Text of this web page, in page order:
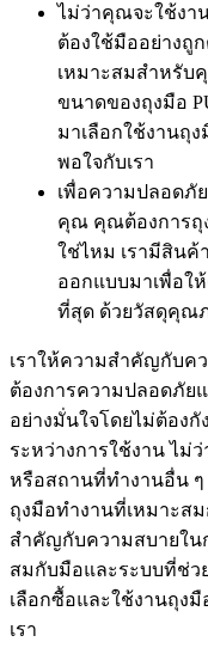
ไม่ว่าคุณจะใช้งา
ต้องใช้มืออย่างถู
เหมาะสมสำหรับ
ขนาดของถุงมือ
มาเลือกใช้งานถุ
พอใจกับเรา
เพื่อความปลอดภั
คุณ คุณต้องการถุ
ใช่ไหม เรามีสินค้
ออกแบบมาเพื่อใ
ที่สุด ด้วยวัสดุคุณ
เราให้ความสำคัญกับค
ต้องการความปลอดภัย
อย่างมั่นใจโดยไม่ต้องกั
ระหว่างการใช้งาน ไม่
หรือสถานที่ทำงานอื่น
ถุงมือทำงานที่เหมาะส
สำคัญกับความสบายใน
สมกับมือและระบบที่ช่ว
เลือกซื้อและใช้งานถุง
เรา